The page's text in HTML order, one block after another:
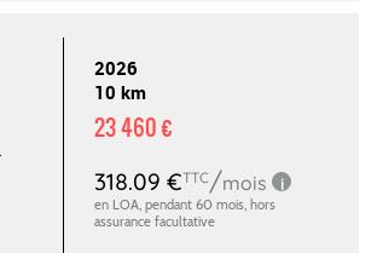
2026
10 km
23 460 €